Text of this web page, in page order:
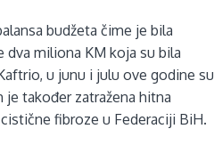
budžeta čime je bila
dva miliona KM koja su bila
u junu i julu ove godine su
također zatražena hitna
fibroze u Federaciji BiH.